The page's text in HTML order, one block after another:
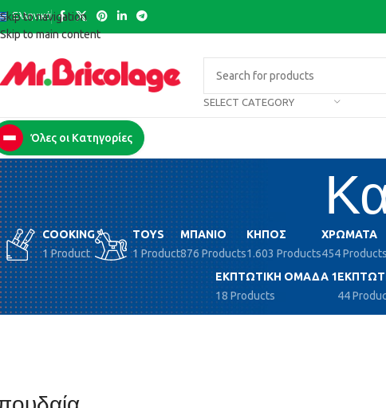
Skip to navigation
Skip to main content
Ελληνικά
SELECT CATEGORY
Όλες οι Κατηγορίες
COOKING
1 Product
TOYS
1 Product
ΜΠΆΝΙΟ
876 Products
ΚΉΠΟΣ
1.603 Products
ΧΡΏΜΑΤΑ
454 Products
ΕΚΠΤΩΤΙΚΉ ΟΜΆΔΑ 1
18 Products
44